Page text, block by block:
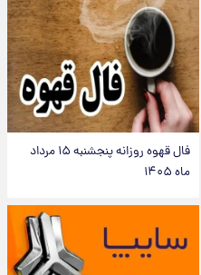
فال قهوه روزانه پنجشنبه ۱۵ مرداد
ماه ۱۴۰۵